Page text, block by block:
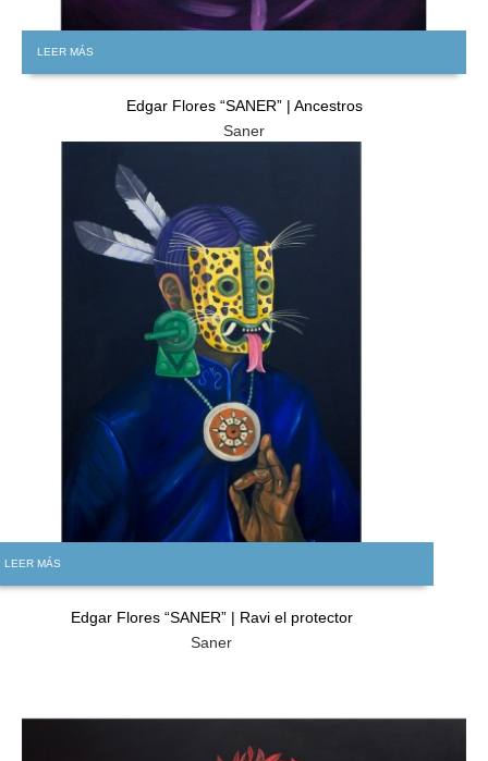
LEER MÁS
Edgar Flores “SANER” | Ancestros
Saner
LEER MÁS
Edgar Flores “SANER” | Ravi el protector
Saner